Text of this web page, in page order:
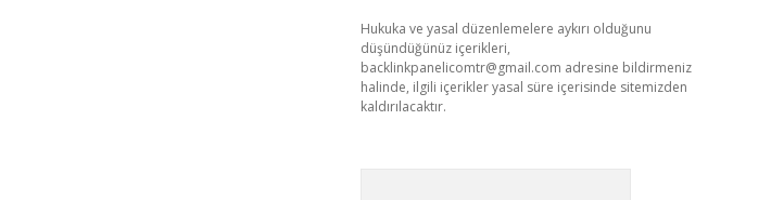
Hukuka ve yasal düzenlemelere aykırı olduğunu
düşündüğünüz içerikleri,
backlinkpanelicomtr@gmail.com adresine bildirmeniz
halinde, ilgili içerikler yasal süre içerisinde sitemizden
kaldırılacaktır.